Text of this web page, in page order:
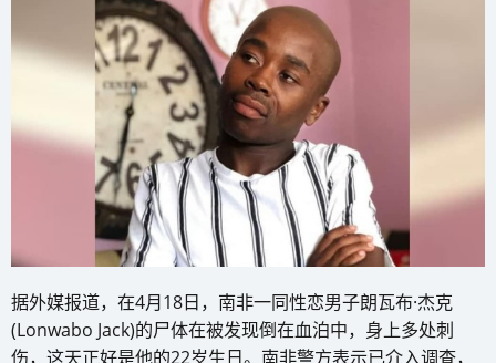
据外媒报道，在4月18日，南非一同性恋男子朗瓦布·杰克
(Lonwabo Jack)的尸体在被发现倒在血泊中，身上多处刺
伤，这天正好是他的22岁生日。南非警方表示已介入调查，